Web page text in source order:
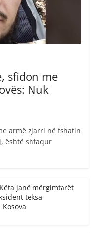
sfidon me
Nuk
armë zjarri në fshatin
është shfaqur
janë mërgimtarët
teksa